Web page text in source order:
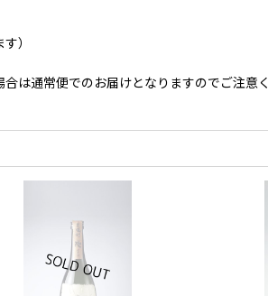
）
合は通常便でのお届けとなりますのでご注意く